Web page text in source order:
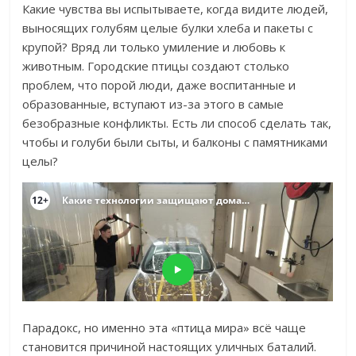
Какие чувства вы испытываете, когда видите людей,
выносящих голубям целые булки хлеба и пакеты с
крупой? Вряд ли только умиление и любовь к
животным. Городские птицы создают столько
проблем, что порой люди, даже воспитанные и
образованные, вступают из-за этого в самые
безобразные конфликты. Есть ли способ сделать так,
чтобы и голуби были сыты, и балконы с памятниками
целы?
Парадокс, но именно эта «птица мира» всё чаще
становится причиной настоящих уличных баталий.